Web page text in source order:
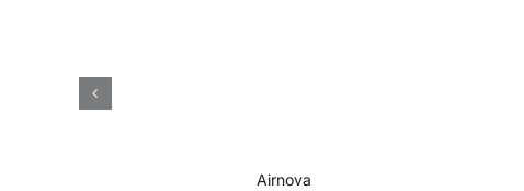
Airnova